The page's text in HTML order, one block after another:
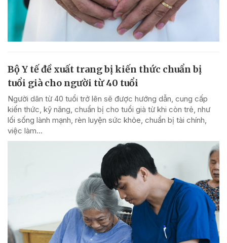
Bộ Y tế đề xuất trang bị kiến thức chuẩn bị
tuổi già cho người từ 40 tuổi
Người dân từ 40 tuổi trở lên sẽ được hướng dẫn, cung cấp
kiến thức, kỹ năng, chuẩn bị cho tuổi già từ khi còn trẻ, như
lối sống lành mạnh, rèn luyện sức khỏe, chuẩn bị tài chính,
việc làm...